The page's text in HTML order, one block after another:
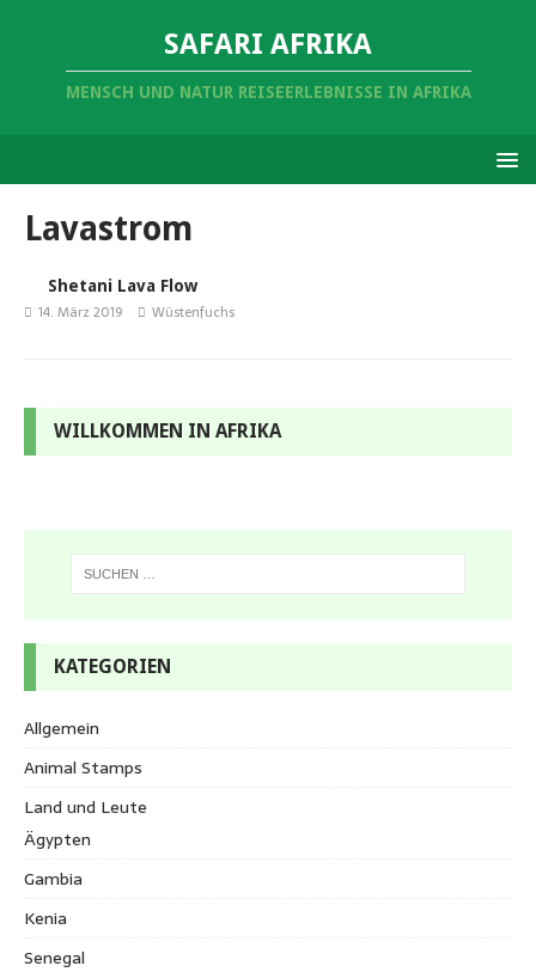
SAFARI AFRIKA
MENSCH UND NATUR REISEERLEBNISSE IN AFRIKA
Lavastrom
Shetani Lava Flow
14. März 2019 Wüstenfuchs
WILLKOMMEN IN AFRIKA
KATEGORIEN
Allgemein
Animal Stamps
Land und Leute
Ägypten
Gambia
Kenia
Senegal